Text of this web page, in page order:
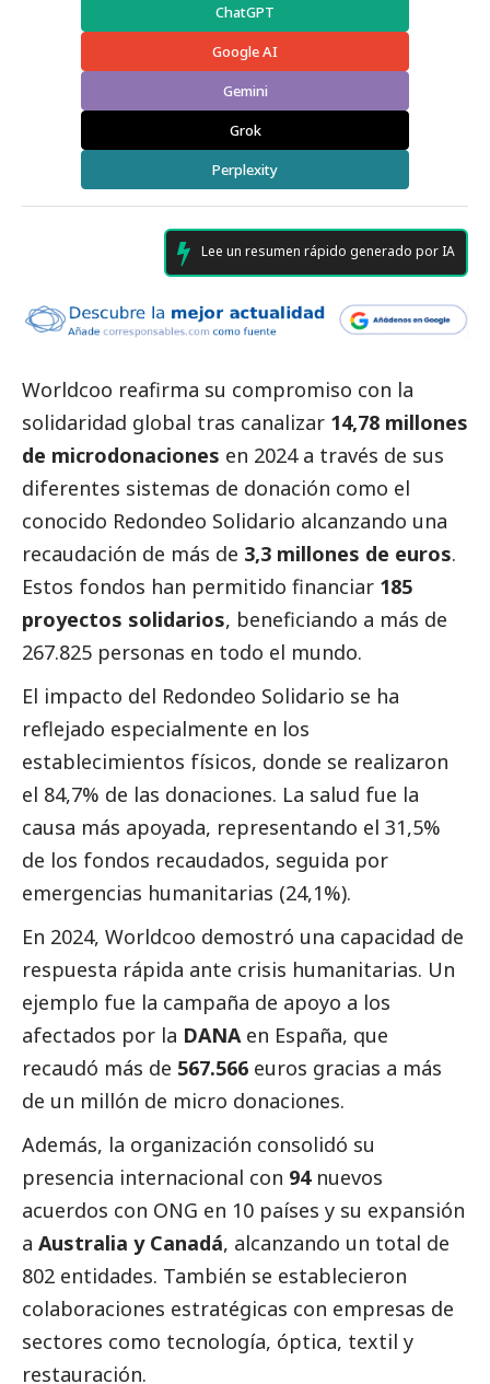
ChatGPT
Google AI
Gemini
Grok
Perplexity
Lee un resumen rápido generado por IA
Worldcoo reafirma su compromiso con la
solidaridad global tras canalizar 14,78 millones
de microdonaciones en 2024 a través de sus
diferentes sistemas de donación como el
conocido Redondeo Solidario alcanzando una
recaudación de más de 3,3 millones de euros.
Estos fondos han permitido financiar 185
proyectos solidarios, beneficiando a más de
267.825 personas en todo el mundo.
El impacto del Redondeo Solidario se ha
reflejado especialmente en los
establecimientos físicos, donde se realizaron
el 84,7% de las donaciones. La salud fue la
causa más apoyada, representando el 31,5%
de los fondos recaudados, seguida por
emergencias humanitarias (24,1%).
En 2024, Worldcoo demostró una capacidad de
respuesta rápida ante crisis humanitarias. Un
ejemplo fue la campaña de apoyo a los
afectados por la DANAen España, que
recaudó más de 567.566 euros gracias a más
de un millón de micro donaciones.
Además, la organización consolidó su
presencia internacional con 94 nuevos
acuerdos con ONG en 10 países y su expansión
a Australia y Canadá, alcanzando un total de
802 entidades. También se establecieron
colaboraciones estratégicas con empresas de
sectores como tecnología, óptica, textil y
restauración.